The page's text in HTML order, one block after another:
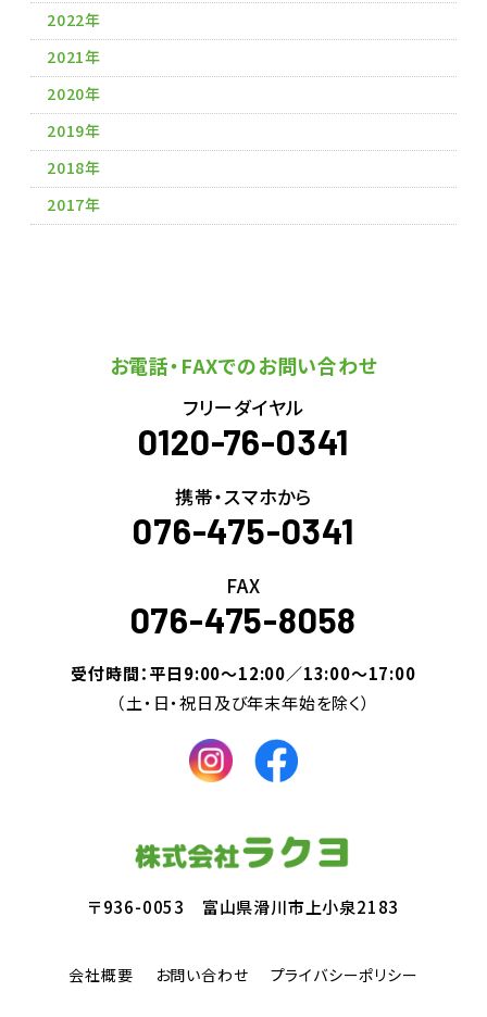
2022年
2021年
2020年
2019年
2018年
2017年
お電話・FAXでのお問い合わせ
フリーダイヤル
0120-76-0341
携帯・スマホから
076-475-0341
FAX
076-475-8058
受付時間：平日9:00～12:00／13:00～17:00
（土・日・祝日及び年末年始を除く）
〒936-0053 富山県滑川市上小泉2183
会社概要 お問い合わせ プライバシーポリシー